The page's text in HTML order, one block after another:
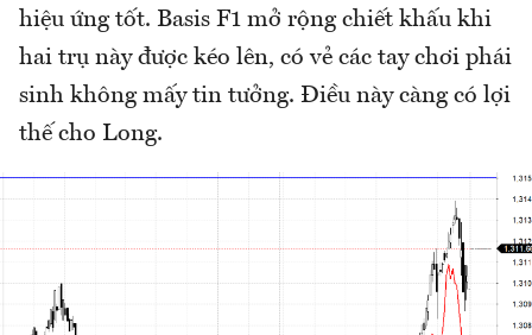
hiệu ứng tốt. Basis F1 mở rộng chiết khấu khi
hai trụ này được kéo lên, có vẻ các tay chơi phái
sinh không mấy tin tưởng. Điều này càng có lợi
thế cho Long.